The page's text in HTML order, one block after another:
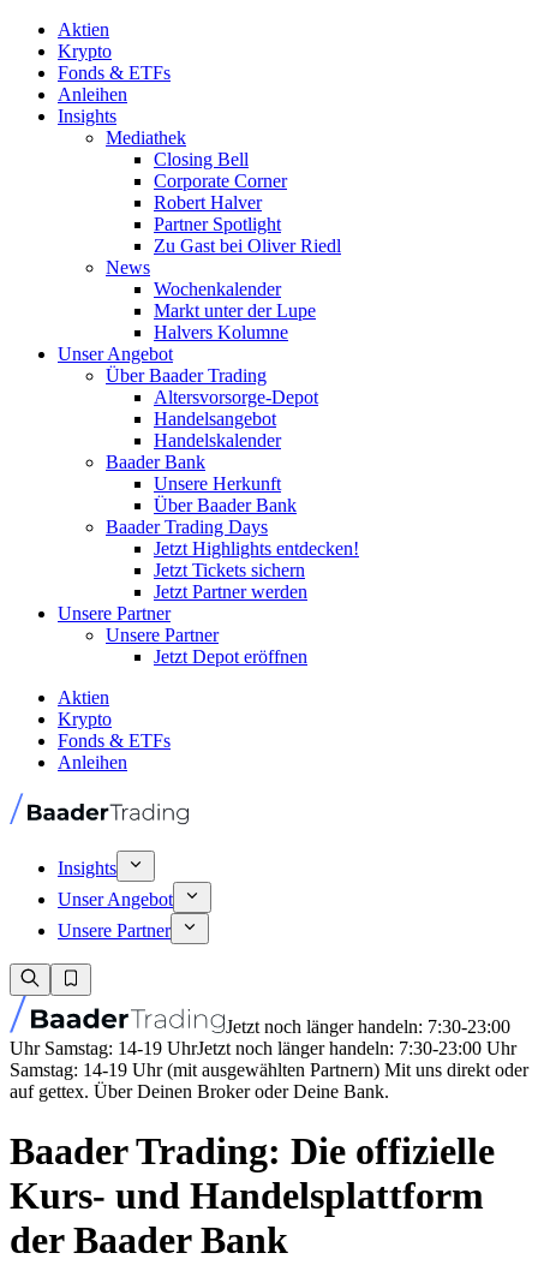
Aktien
Krypto
Fonds & ETFs
Anleihen
Insights
Mediathek
Closing Bell
Corporate Corner
Robert Halver
Partner Spotlight
Zu Gast bei Oliver Riedl
News
Wochenkalender
Markt unter der Lupe
Halvers Kolumne
Unser Angebot
Über Baader Trading
Altersvorsorge-Depot
Handelsangebot
Handelskalender
Baader Bank
Unsere Herkunft
Über Baader Bank
Baader Trading Days
Jetzt Highlights entdecken!
Jetzt Tickets sichern
Jetzt Partner werden
Unsere Partner
Unsere Partner
Jetzt Depot eröffnen
Aktien
Krypto
Fonds & ETFs
Anleihen
Insights
Unser Angebot
Unsere Partner
Jetzt noch länger handeln: 7:30-23:00
Uhr Samstag: 14-19 UhrJetzt noch länger handeln: 7:30-23:00 Uhr
Samstag: 14-19 Uhr (mit ausgewählten Partnern) Mit uns direkt oder
auf gettex. Über Deinen Broker oder Deine Bank.
Baader Trading: Die offizielle
Kurs- und Handelsplattform
der Baader Bank